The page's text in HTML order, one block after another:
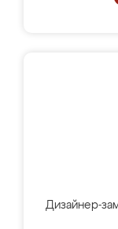
Дизайнер-